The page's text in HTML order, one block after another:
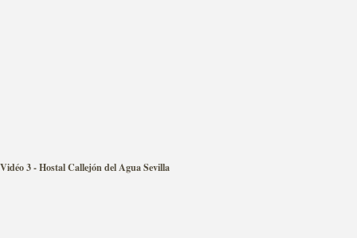
Vidéo 3 - Hostal Callejón del Agua Sevilla